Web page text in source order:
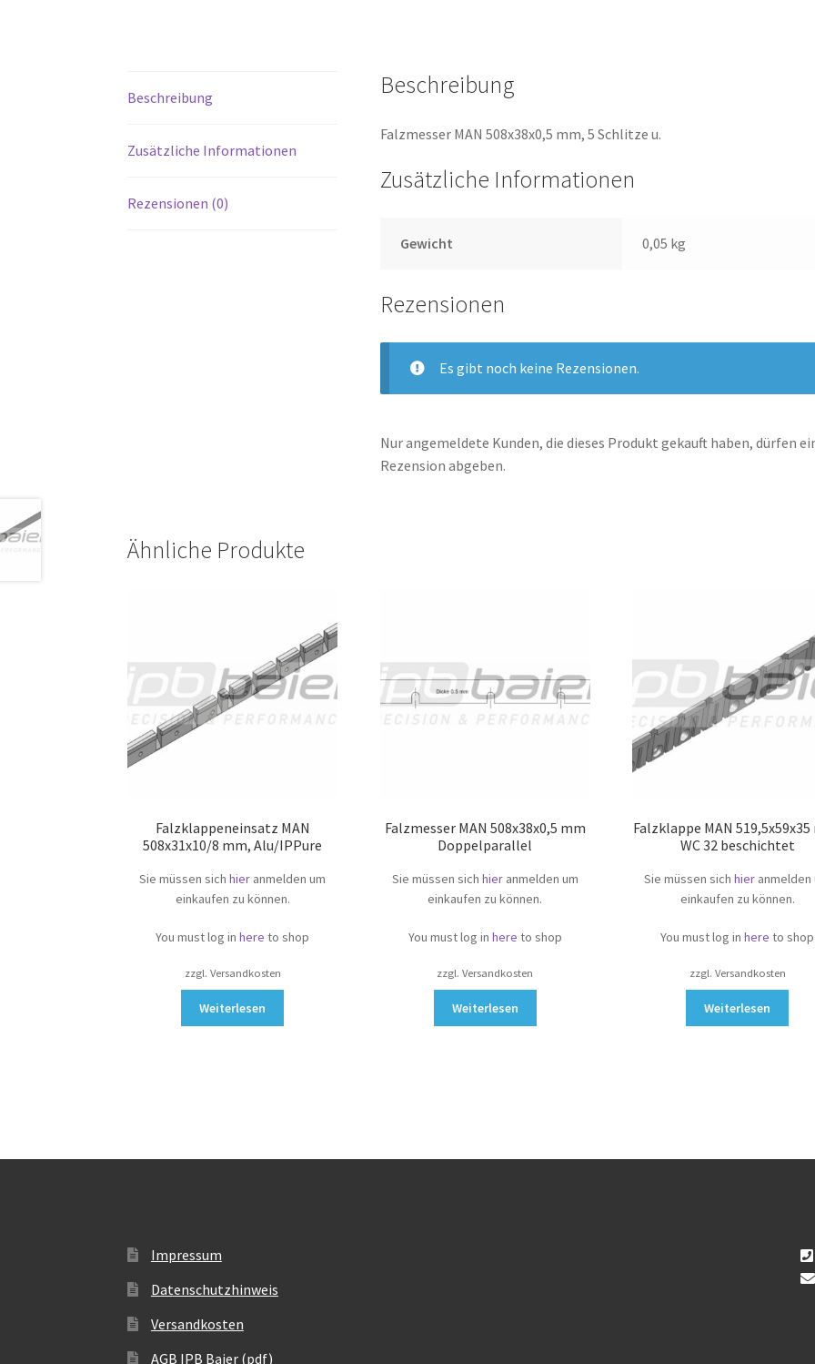
Beschreibung
Zusätzliche Informationen
Rezensionen (0)
Beschreibung
Falzmesser MAN 508x38x0,5 mm, 5 Schlitze u.
Zusätzliche Informationen
Gewicht 0,05 kg
Rezensionen
Es gibt noch keine Rezensionen.
Nur angemeldete Kunden, die dieses Produkt gekauft haben, dürfen
Rezension abgeben.
Ähnliche Produkte
Falzklappeneinsatz MAN
508x31x10/8 mm, Alu/IPPure
Sie müssen sichhier anmelden um
einkaufen zu können.
You must log inhereto shop
zzgl. Versandkosten
Weiterlesen
Falzmesser MAN 508x38x0,5 mm
Doppelparallel
Sie müssen sich hieranmelden um
einkaufen zu können.
You must log in here to shop
zzgl. Versandkosten
Weiterlesen
Falzklappe MAN
WC 32 beschichtet
Sie müssen sichhier anmelden
einkaufen zu können.
You must log inhereto shop
zzgl. Versandkosten
Weiterlesen
Impressum
Datenschutzhinweis
Versandkosten
AGB IPB Baier (pdf)